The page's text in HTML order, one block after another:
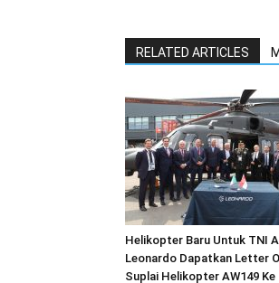
RELATED ARTICLES
Helikopter Baru Untuk TNI
Leonardo Dapatkan Letter
Suplai Helikopter AW149 Ke